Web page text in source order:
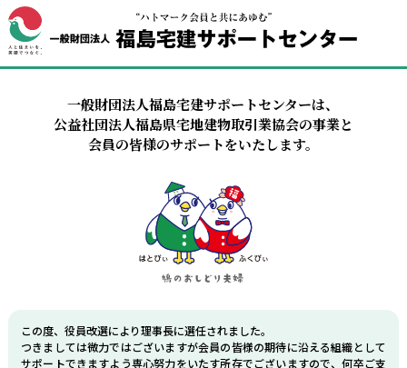
一般財団法人福島宅建サポートセンターは、
公益社団法人福島県宅地建物取引業協会の事業と
会員の皆様のサポートをいたします。
この度、役員改選により理事長に選任されました。
つきましては微力ではございますが会員の皆様の期待に沿える組織として
サポートできますよう専心努力をいたす所存でございますので、何卒ご支